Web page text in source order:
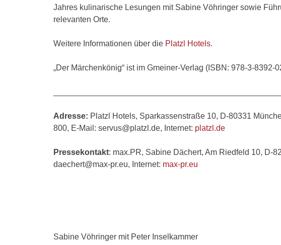
Jahres kulinarische Lesungen mit Sabine Vöhringer sowie
relevanten Orte.
Weitere Informationen über die Platzl Hotels.
„Der Märchenkönig“ ist im Gmeiner-Verlag (ISBN: 978-3-
Adresse: Platzl Hotels, Sparkassenstraße 10, D-80331
800, E-Mail: servus@platzl.de, Internet: platzl.de
Pressekontakt: max.PR, Sabine Dächert, Am Riedfeld 10, D-
daechert@max-pr.eu, Internet: max-pr.eu
Sabine Vöhringer mit Peter Inselkammer